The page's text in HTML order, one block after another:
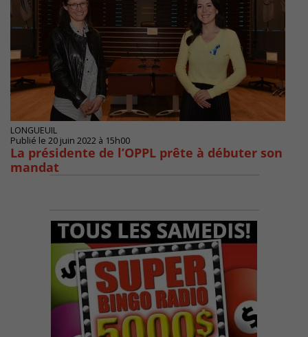
LONGUEUIL
Publié le 20 juin 2022 à 15h00
La présidente de l’OPPL prête à débuter son
mandat